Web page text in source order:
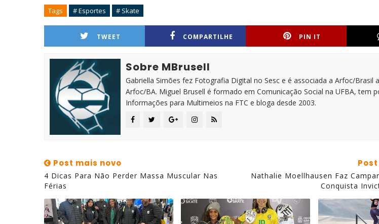
Tags # Esportes # Skate
TWEET COMPARTILHE PIN IT
Sobre MBrusell
Gabriella Simões fez Fotografia Digital no Sesc e é associada a Arfoc/Brasil
Arfoc/BA. Miguel Brusell é formado em Comunicação Social na UFBA, tem
Informações para Multimeios na FTC e bloga desde 2003.
Post mais novo
4 Dicas Para Não Perder Massa Muscular Nas
Férias
Nathalie Moellhausen Faz
Conquista